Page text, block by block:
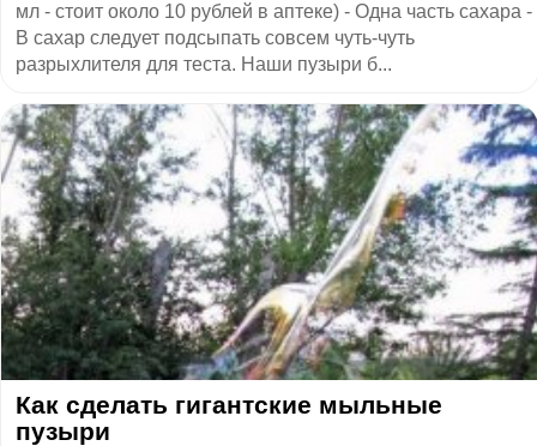
мл - стоит около 10 рублей в аптеке) - Одна часть сахара -
В сахар следует подсыпать совсем чуть-чуть
разрыхлителя для теста. Наши пузыри б...
Как сделать гигантские мыльные
пузыри